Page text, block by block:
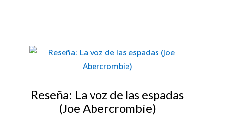
Reseña: La voz de las espadas
(Joe Abercrombie)